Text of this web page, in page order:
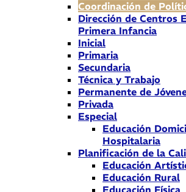
Coordinación de
Dirección de Centros
Primera Infancia
Inicial
Primaria
Secundaria
Técnica y Trabajo
Permanente de
Privada
Especial
Educación
Hospitalaria
Planificación de la
Educación
Educación Rural
Educación Física